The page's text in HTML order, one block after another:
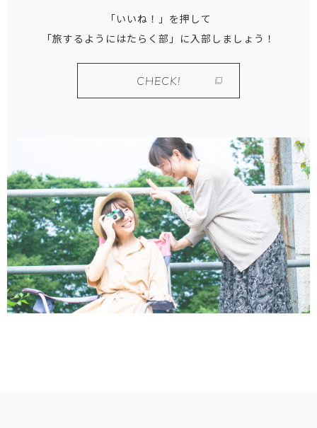
「いいね！」を押して
「旅するようにはたらく部」に入部しましょう！
CHECK!